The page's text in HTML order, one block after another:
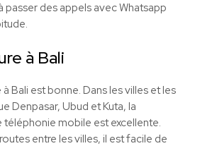
passer des appels avec Whatsapp
à Bali
Bali est bonne. Dans les villes et les
Denpasar, Ubud et Kuta, la
téléphonie mobile est excellente.
entre les villes, il est facile de